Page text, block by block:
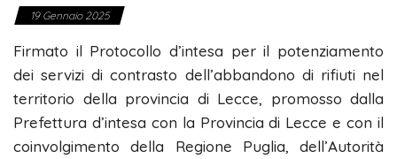
19 Gennaio 2025
Firmato il Protocollo d’intesa per il potenziamento
dei servizi di contrasto dell’abbandono di rifiuti nel
territorio della provincia di Lecce, promosso dalla
Prefettura d’intesa con la Provincia di Lecce e con il
coinvolgimento della Regione Puglia, dell’Autorità